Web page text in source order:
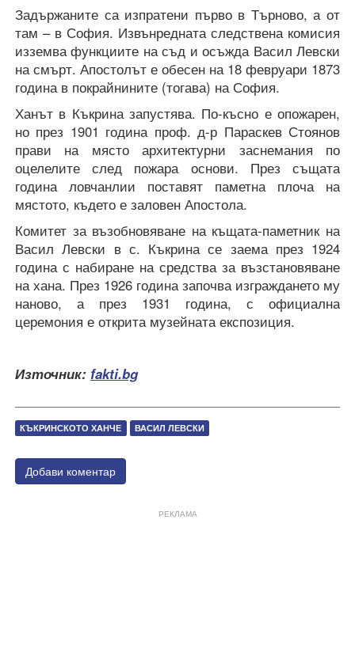
Задържаните са изпратени първо в Търново, а от
там – в София. Извънредната следствена комисия
изземва функциите на съд и осъжда Васил Левски
на смърт. Апостолът е обесен на 18 февруари 1873
година в покрайнините (тогава) на София.
Ханът в Къкрина запустява. По-късно е опожарен,
но през 1901 година проф. д-р Параскев Стоянов
прави на място архитектурни заснемания по
оцелелите след пожара основи. През същата
година ловчанлии поставят паметна плоча на
мястото, където е заловен Апостола.
Комитет за възобновяване на къщата-паметник на
Васил Левски в с. Къкрина се заема през 1924
година с набиране на средства за възстановяване
на хана. През 1926 година започва изграждането му
наново, а през 1931 година, с официална
церемония е открита музейната експозиция.
Източник: fakti.bg
КЪКРИНСКОТО ХАНЧЕ ВАСИЛ ЛЕВСКИ
Добави коментар
РЕКЛАМА